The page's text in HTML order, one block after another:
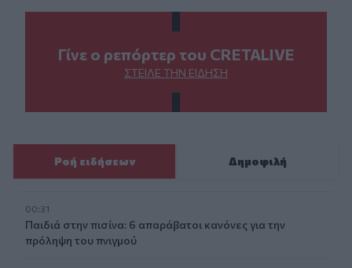
Γίνε ο ρεπόρτερ του CRETALIVE
ΣΤΕΊΛΕ ΤΗΝ ΕΊΔΗΣΗ
Ροή ειδήσεων Δημοφιλή
00:31
Παιδιά στην πισίνα: 6 απαράβατοι κανόνες για την
πρόληψη του πνιγμού